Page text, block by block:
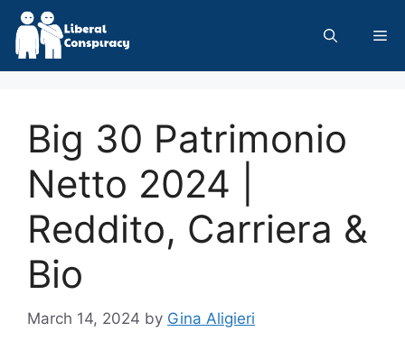
Skip
content
Big 30 Patrimonio
Netto 2024 |
Reddito, Carriera &
Bio
March 14, 2024 by Gina Aligieri